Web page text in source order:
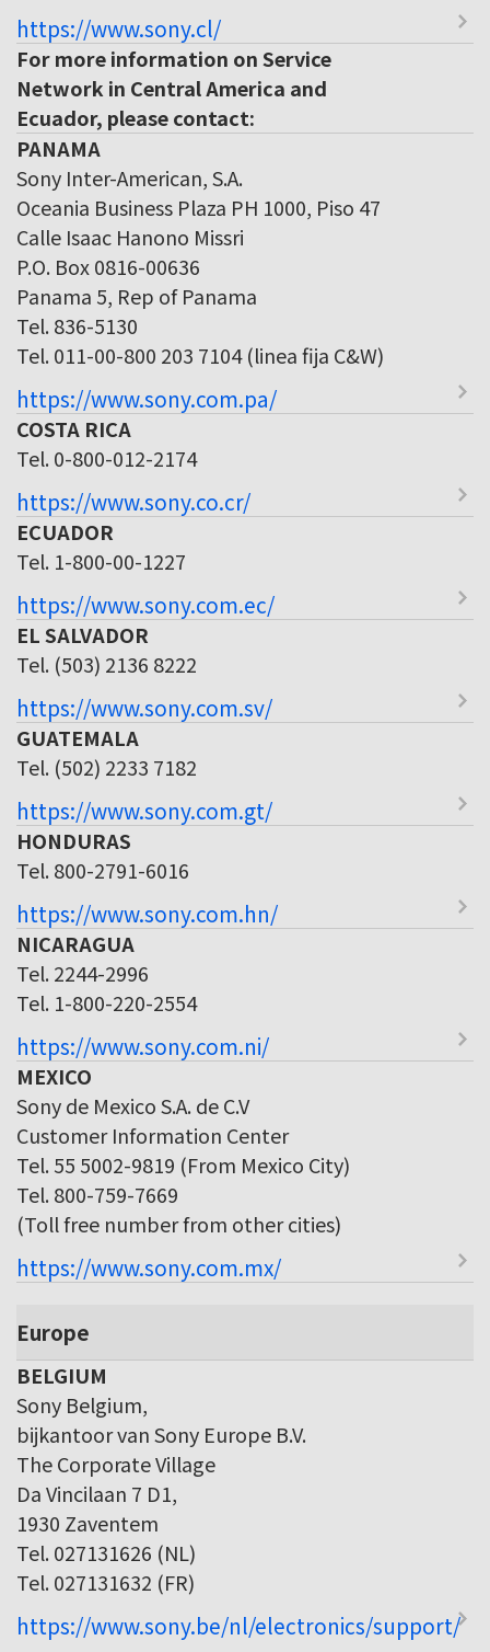
https://www.sony.cl/
For more information on Service
Network in Central America and
Ecuador, please contact:
PANAMA
Sony Inter-American, S.A.
Oceania Business Plaza PH 1000, Piso 47
Calle Isaac Hanono Missri
P.O. Box 0816-00636
Panama 5, Rep of Panama
Tel. 836-5130
Tel. 011-00-800 203 7104 (linea fija C&W)
https://www.sony.com.pa/
COSTA RICA
Tel. 0-800-012-2174
https://www.sony.co.cr/
ECUADOR
Tel. 1-800-00-1227
https://www.sony.com.ec/
EL SALVADOR
Tel. (503) 2136 8222
https://www.sony.com.sv/
GUATEMALA
Tel. (502) 2233 7182
https://www.sony.com.gt/
HONDURAS
Tel. 800-2791-6016
https://www.sony.com.hn/
NICARAGUA
Tel. 2244-2996
Tel. 1-800-220-2554
https://www.sony.com.ni/
MEXICO
Sony de Mexico S.A. de C.V
Customer Information Center
Tel. 55 5002-9819 (From Mexico City)
Tel. 800-759-7669
(Toll free number from other cities)
https://www.sony.com.mx/
Europe
BELGIUM
Sony Belgium,
bijkantoor van Sony Europe B.V.
The Corporate Village
Da Vincilaan 7 D1,
1930 Zaventem
Tel. 027131626 (NL)
Tel. 027131632 (FR)
https://www.sony.be/nl/electronics/support/